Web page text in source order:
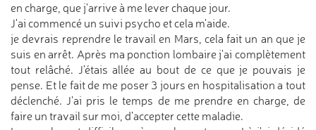
en charge, que j'arrive à me lever chaque jour.
J'ai commencé un suivi psycho et cela m'aide.
je devrais reprendre le travail en Mars, cela fait un an que je
suis en arrêt. Après ma ponction lombaire j'ai complètement
tout relâché. J'étais allée au bout de ce que je pouvais je
pense. Et le fait de me poser 3 jours en hospitalisation a tout
déclenché. J'ai pris le temps de me prendre en charge, de
faire un travail sur moi, d'accepter cette maladie.